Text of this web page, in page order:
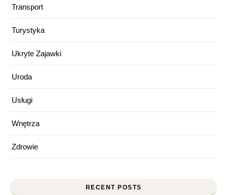
Transport
Turystyka
Ukryte Zajawki
Uroda
Usługi
Wnętrza
Zdrowie
RECENT POSTS